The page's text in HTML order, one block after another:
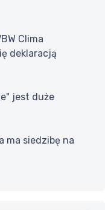
Clima
deklaracją
jest duże
ma siedzibę na